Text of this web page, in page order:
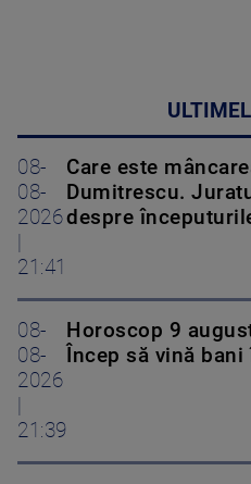
08-
08-
2026
21:41
Care este
Dumitrescu.
despre
08-
08-
2026
21:39
Horoscop 9
Încep să vină